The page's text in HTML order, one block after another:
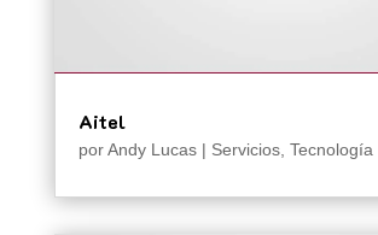
Aitel
porAndy Lucas| Servicios, Tecnología